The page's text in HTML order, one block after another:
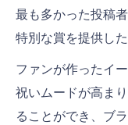
最も多かった投稿
特別な賞を提供した
ファンが作ったイ
祝いムードが高ま
ることができ、ブ